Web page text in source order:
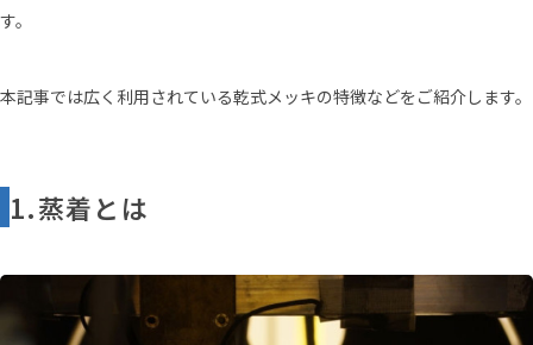
す。
本記事では広く利用されている乾式メッキの特徴などをご紹介します。
1.蒸着とは